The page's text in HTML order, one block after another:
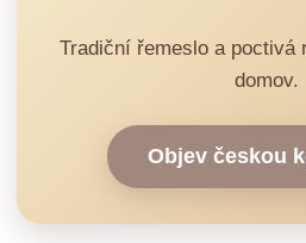
Tradiční řemeslo a poctivá
domov.
Objev českou